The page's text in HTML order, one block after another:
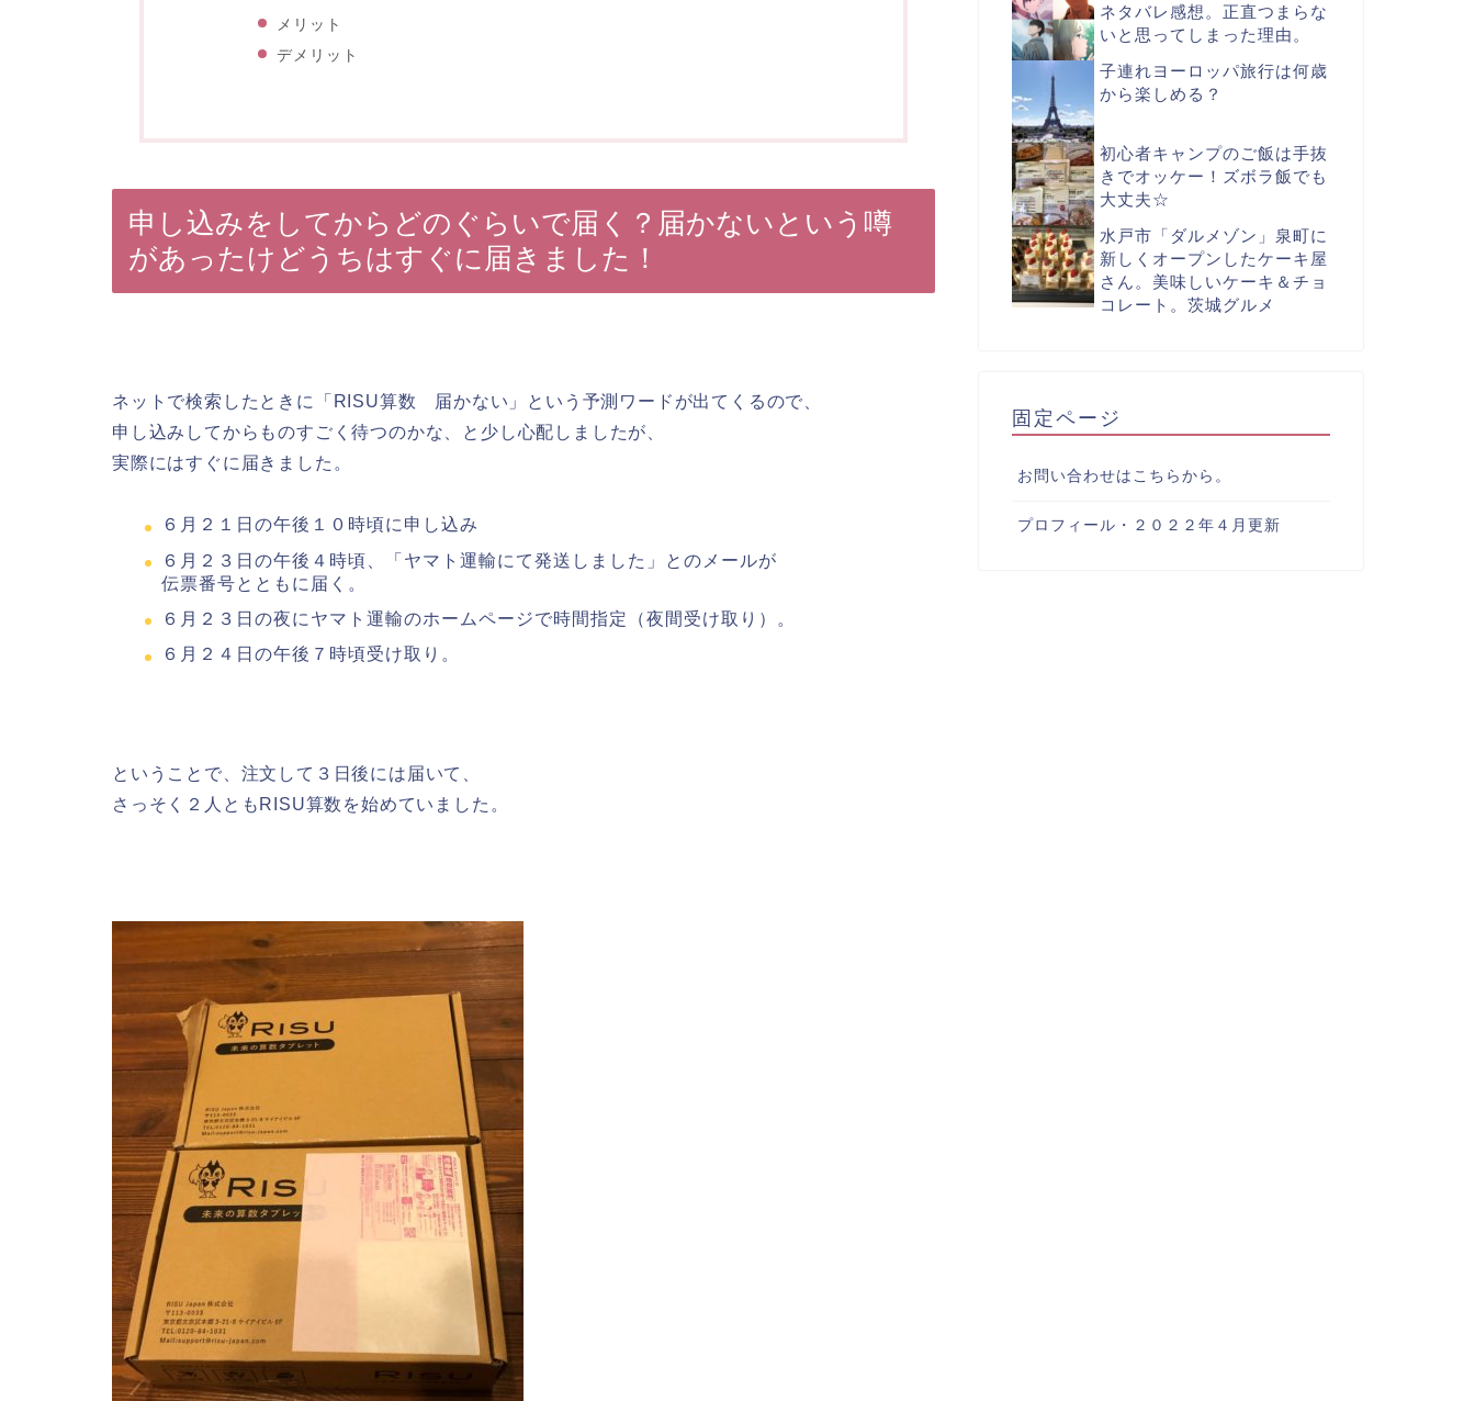
メリット
デメリット
申し込みをしてからどのぐらいで届く？届かないという噂
があったけどうちはすぐに届きました！
ネットで検索したときに「RISU算数 届かない」という予測ワードが出てくるので、
申し込みしてからものすごく待つのかな、と少し心配しましたが、
実際にはすぐに届きました。
６月２１日の午後１０時頃に申し込み
６月２３日の午後４時頃、「ヤマト運輸にて発送しました」とのメールが
伝票番号とともに届く。
６月２３日の夜にヤマト運輸のホームページで時間指定（夜間受け取り）。
６月２４日の午後７時頃受け取り。
ということで、注文して３日後には届いて、
さっそく２人ともRISU算数を始めていました。
ネタバレ感想。正直つまらな
いと思ってしまった理由。
子連れヨーロッパ旅行は何歳
から楽しめる？
初心者キャンプのご飯は手抜
きでオッケー！ズボラ飯でも
大丈夫☆
水戸市「ダルメゾン」泉町に
新しくオープンしたケーキ屋
さん。美味しいケーキ＆チョ
コレート。茨城グルメ
固定ページ
お問い合わせはこちらから。
プロフィール・２０２２年４月更新